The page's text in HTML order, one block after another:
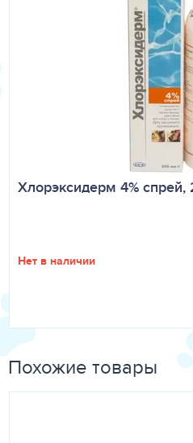
Хлорэксидерм 4%
Нет в наличии
Похожие товары